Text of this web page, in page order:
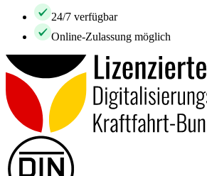
24/7 verfügbar
Online-Zulassung möglich